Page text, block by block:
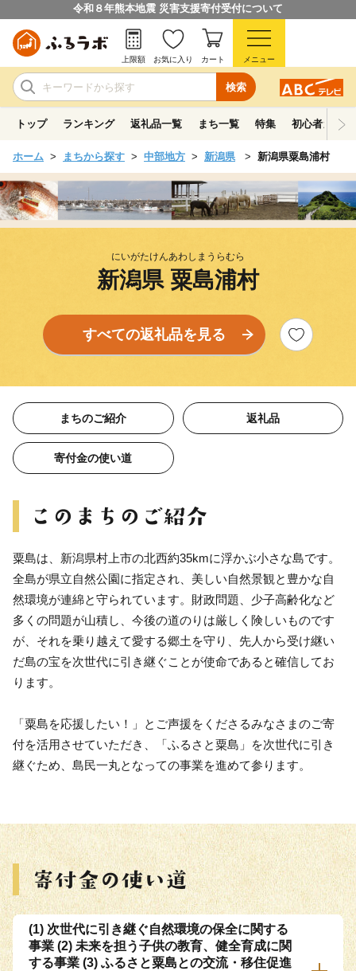
令和８年熊本地震 災害支援寄付受付について
検索
上限額 お気に入り カート メニュー
トップ ランキング 返礼品一覧 まち一覧 特集 初心者ガイド
ホーム まちから探す 中部地方 新潟県 新潟県粟島浦村
にいがたけんあわしまうらむら
新潟県 粟島浦村
すべての返礼品を見る
まちのご紹介 返礼品
寄付金の使い道
粟島は、新潟県村上市の北西約35kmに浮かぶ小さな島です。
全島が県立自然公園に指定され、美しい自然景観と豊かな自
然環境が連綿と守られています。財政問題、少子高齢化など
多くの問題が山積し、今後の道のりは厳しく険しいものです
が、それを乗り越えて愛する郷土を守り、先人から受け継い
だ島の宝を次世代に引き継ぐことが使命であると確信してお
ります。
「粟島を応援したい！」とご声援をくださるみなさまのご寄
付を活用させていただき、「ふるさと粟島」を次世代に引き
継ぐため、島民一丸となっての事業を進めて参ります。
(1) 次世代に引き継ぐ自然環境の保全に関する
事業 (2) 未来を担う子供の教育、健全育成に関
する事業 (3) ふるさと粟島との交流・移住促進